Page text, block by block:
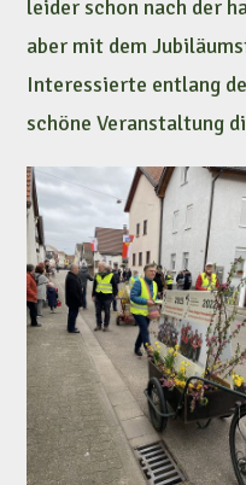
leider schon nach der
aber mit dem
Interessierte entlang
schöne Veranstaltung